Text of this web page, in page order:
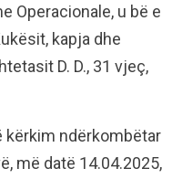
Operacionale, u bë e
kapja dhe
D. D., 31 vjeç,
kërkim ndërkombëtar
më datë 14.04.2025,